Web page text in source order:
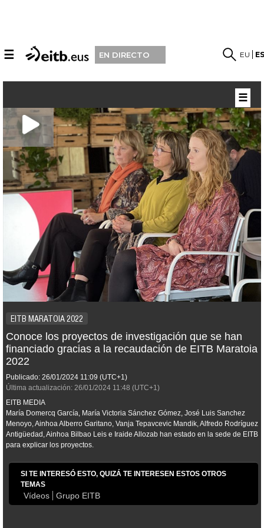
☰ EN DIRECTO EU
EITB MARATOIA 2022
Conoce los proyectos de investigación que se han
financiado gracias a la recaudación de EITB Maratoia
2022
Publicado: 26/01/2024 11:09 (UTC+1)
Última actualización: 26/01/2024 11:48 (UTC+1)
EITB MEDIA
María Domercq García, María Victoria Sánchez Gómez, José Luis Sanchez
Menoyo, Ainhoa Alberro Garitano, Vanja Tepavcevic Mandik, Alfredo Rodríguez
Antigüedad, Ainhoa Bilbao Leis e Iraide Allozab han estado en la sede de EITB
para explicar los proyectos.
SI TE INTERESÓ ESTO, QUIZÁ TE INTERESEN ESTOS OTROS
TEMAS
Vídeos Grupo EITB
☰